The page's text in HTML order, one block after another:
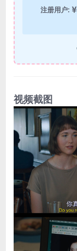
注册用户:
视频截图